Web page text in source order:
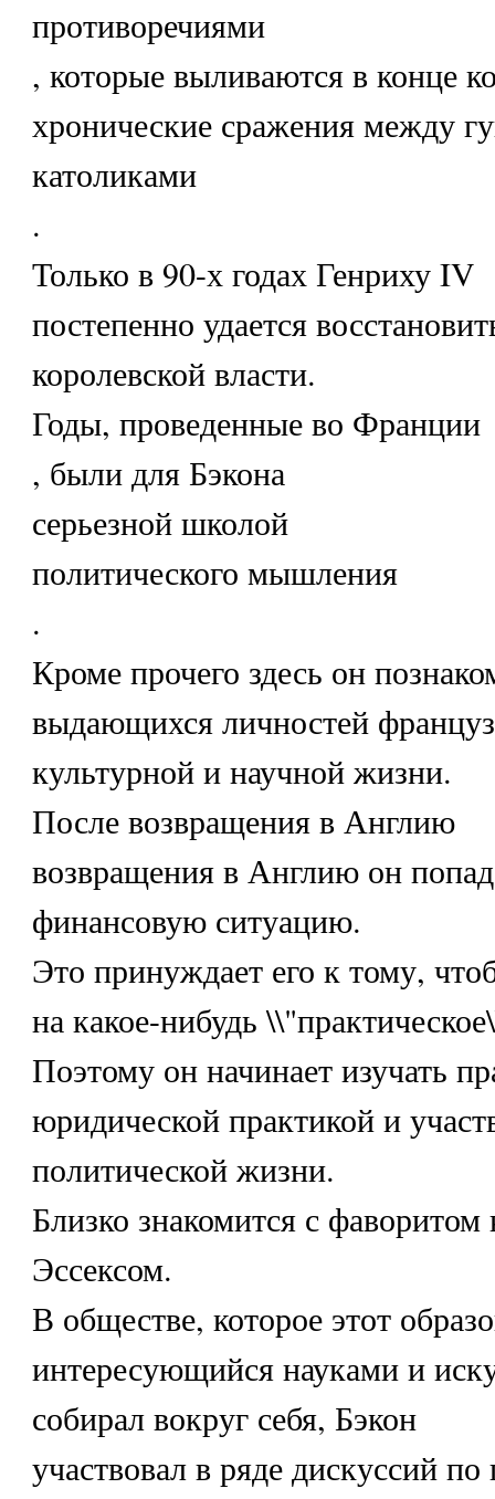
противоречиями
, которые выливаются в конце
хронические сражения между
католиками
.
Только в 90-х годах Генриху IV
постепенно удается
королевской власти.
Годы, проведенные во Франции
, были для Бэкона
серьезной школой
политического мышления
.
Кроме прочего здесь он
выдающихся личностей
культурной и научной жизни.
После возвращения в Англию
возвращения в Англию он
финансовую ситуацию.
Это принуждает его к тому,
на какое-нибудь
Поэтому он начинает изучать
юридической практикой и
политической жизни.
Близко знакомится с
Эссексом.
В обществе, которое этот
интересующийся науками и
собирал вокруг себя, Бэкон
участвовал в ряде дискуссий